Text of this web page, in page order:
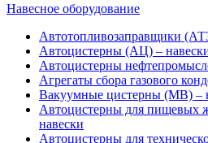
Навесное оборудование
Автотопливозаправщики
Автоцистерны (АЦ) –
Автоцистерны
Агрегаты сбора газового
Вакуумные цистерны (МВ) –
Автоцистерны для пищевых
навески
Автоцистерны для